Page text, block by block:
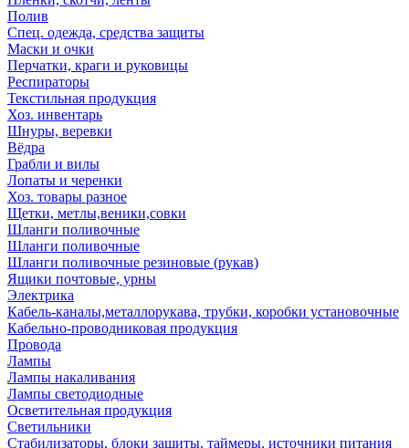
Полив
Спец. одежда, средства защиты
Маски и очки
Перчатки, краги и руковицы
Респираторы
Текстильная продукция
Хоз. инвентарь
Шнуры, веревки
Вёдра
Грабли и вилы
Лопаты и черенки
Хоз. товары разное
Щетки, метлы,веники,совки
Шланги поливочные
Шланги поливочные
Шланги поливочные резиновые (рукав)
Ящики почтовые, урны
Электрика
Кабель-каналы,металлорукава, трубки, коробки установочные
Кабельно-проводниковая продукция
Провода
Лампы
Лампы накаливания
Лампы светодиодные
Осветительная продукция
Светильники
Стабилизаторы, блоки защиты, таймеры, источники питания